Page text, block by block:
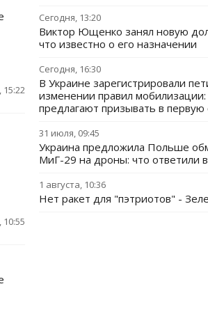
15:22
10:55
Сегодня, 13:20
Виктор Ющенко занял новую
что известно о его назначении
Сегодня, 16:30
В Украине зарегистрировали
изменении правил мобилизации:
предлагают призывать в
31 июля, 09:45
Украина предложила Польше
МиГ-29 на дроны: что ответили
1 августа, 10:36
Нет ракет для "пэтриотов" -